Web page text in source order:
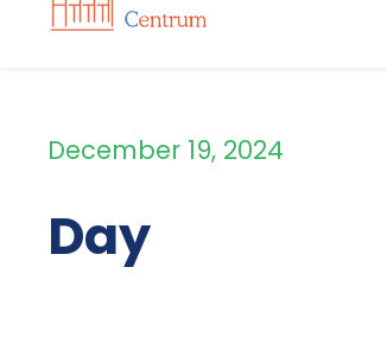
December 19, 2024
Day